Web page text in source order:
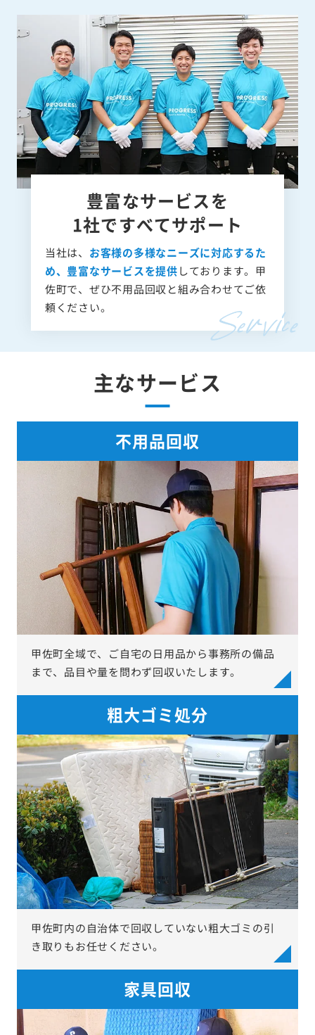
豊富なサービスを
1社ですべてサポート
当社は、 お客様の多様なニーズに対応するた
め、豊富なサービスを提供しております。甲
佐町で、ぜひ不用品回収と組み合わせてご依
頼ください。
主なサービス
不用品回収
甲佐町全域で、ご自宅の日用品から事務所の備品
まで、品目や量を問わず回収いたします。
粗大ゴミ処分
甲佐町内の自治体で回収していない粗大ゴミの引
き取りもお任せください。
家具回収